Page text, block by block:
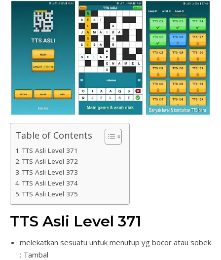
Table of Contents
TTS Asli Level 371
TTS Asli Level 372
TTS Asli Level 373
TTS Asli Level 374
TTS Asli Level 375
TTS Asli Level 371
melekatkan sesuatu untuk menutup yg bocor atau sobek
: Tambal